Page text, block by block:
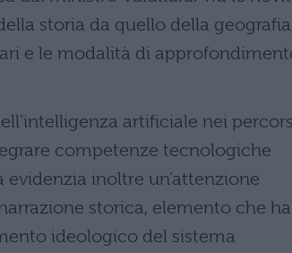
storia da quello della
e le modalità di
artificiale nei
competenze tecnologiche
inoltre un’attenzione
storica, elemento che ha
ideologico del sistema